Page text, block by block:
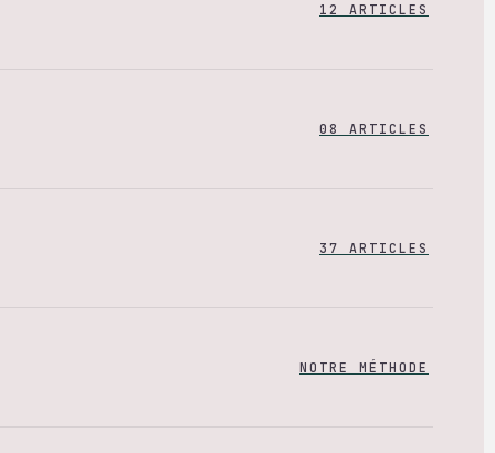
12 ARTICLES
08 ARTICLES
37 ARTICLES
NOTRE MÉTHODE